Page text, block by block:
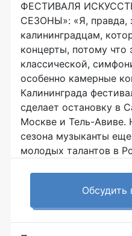
ФЕСТИВАЛЯ
СЕЗОНЫ»: «Я, правда,
калининградцам,
концерты, потому что
классической,
особенно камерные
Калининграда
сделает остановку в
Москве и Тель-Авиве.
сезона музыканты
молодых талантов в
Обсудить